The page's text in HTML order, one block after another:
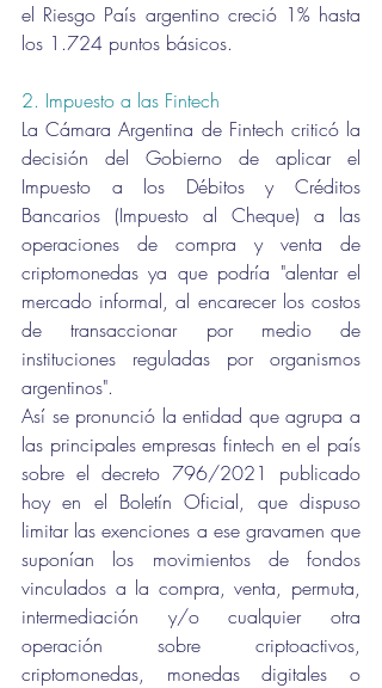
el Riesgo País argentino creció 1% hasta
los 1.724 puntos básicos.
2. Impuesto a las Fintech
La Cámara Argentina de Fintech criticó la
decisión del Gobierno de aplicar el
Impuesto a los Débitos y Créditos
Bancarios (Impuesto al Cheque) a las
operaciones de compra y venta de
criptomonedas ya que podría "alentar el
mercado informal, al encarecer los costos
de transaccionar por medio de
instituciones reguladas por organismos
argentinos".
Así se pronunció la entidad que agrupa a
las principales empresas fintech en el país
sobre el decreto 796/2021 publicado
hoy en el Boletín Oficial, que dispuso
limitar las exenciones a ese gravamen que
suponían los movimientos de fondos
vinculados a la compra, venta, permuta,
intermediación y/o cualquier otra
operación sobre criptoactivos,
criptomonedas, monedas digitales o